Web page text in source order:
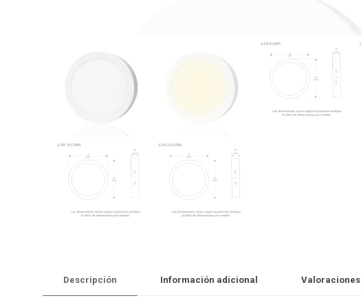
Descripción Información adicional Valoraciones